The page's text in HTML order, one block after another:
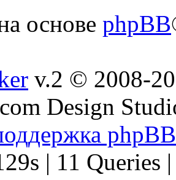
основе phpBB
v.2 © 2008-
Design
phpBB
| 11 Queries